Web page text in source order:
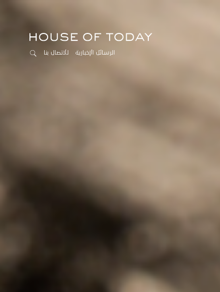
الرسائل الإخبارية للاتصال بنا